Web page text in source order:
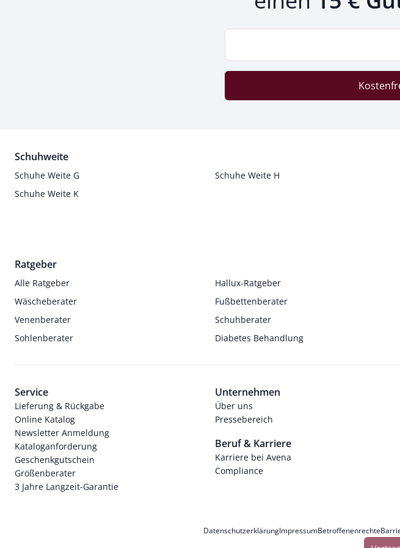
Schuhweite
Schuhe Weite G
Schuhe Weite H
Schuhe Weite K
Ratgeber
Alle Ratgeber
Hallux-Ratgeber
Wäscheberater
Fußbettenberater
Venenberater
Schuhberater
Sohlenberater
Diabetes Behandlung
Service
Lieferung & Rückgabe
Online Katalog
Newsletter Anmeldung
Kataloganforderung
Geschenkgutschein
Größenberater
3 Jahre Langzeit-Garantie
Unternehmen
Über uns
Pressebereich
Beruf & Karriere
Karriere bei Avena
Compliance
DatenschutzerklärungImpressumBetroffenenrechte